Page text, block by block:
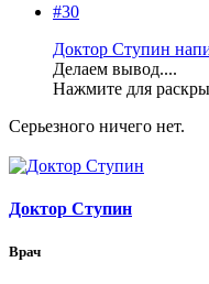
#30
Доктор Ступин
Делаем вывод....
Нажмите для
Серьезного ничего нет.
Доктор Ступин
Врач